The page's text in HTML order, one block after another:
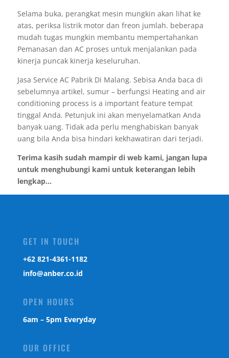
Selama buka, perangkat mesin mungkin akan lihat ke
atas, periksa listrik motor dan freon jumlah. beberapa
mudah tugas mungkin membantu mempertahankan
Pemanasan dan AC proses untuk menjalankan pada
kinerja puncak kinerja keseluruhan.
Jasa Service AC Pabrik Di Malang. Sebisa Anda baca di
sebelumnya artikel, sumur – berfungsi Heating and air
conditioning process is a important feature tempat
tinggal Anda. Petunjuk ini akan menyelamatkan Anda
banyak uang. Tidak ada perlu menghabiskan banyak
uang bila Anda bisa hindari kekhawatiran dari terjadi.
Terima kasih sudah mampir di web kami, jangan lupa
untuk menghubungi kami untuk keterangan lebih
lengkap...
GET IN TOUCH
‎+62 821-4361-1182
info@anber.co.id
OPEN HOURS
6am – 5pm Everyday
OUR OFFICE